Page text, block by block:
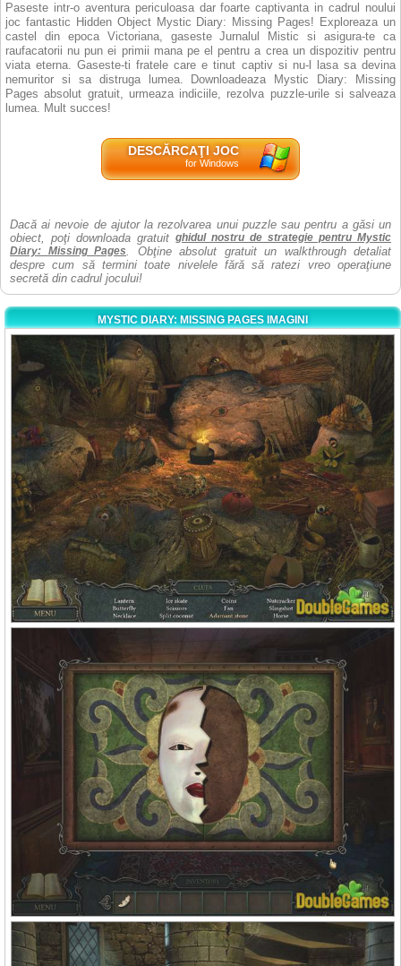
Paseste intr-o aventura periculoasa dar foarte captivanta in cadrul noului
joc fantastic Hidden Object Mystic Diary: Missing Pages! Exploreaza un
castel din epoca Victoriana, gaseste Jurnalul Mistic si asigura-te ca
raufacatorii nu pun ei primii mana pe el pentru a crea un dispozitiv pentru
viata eterna. Gaseste-ti fratele care e tinut captiv si nu-l lasa sa devina
nemuritor si sa distruga lumea. Downloadeaza Mystic Diary: Missing
Pages absolut gratuit, urmeaza indiciile, rezolva puzzle-urile si salveaza
lumea. Mult succes!
DESCĂRCAŢI JOC
for Windows
Dacă ai nevoie de ajutor la rezolvarea unui puzzle sau pentru a găsi un
obiect, poţi downloada gratuit ghidul nostru de strategie pentru Mystic
Diary: Missing Pages. Obţine absolut gratuit un walkthrough detaliat
despre cum să termini toate nivelele fără să ratezi vreo operaţiune
secretă din cadrul jocului!
MYSTIC DIARY: MISSING PAGES IMAGINI